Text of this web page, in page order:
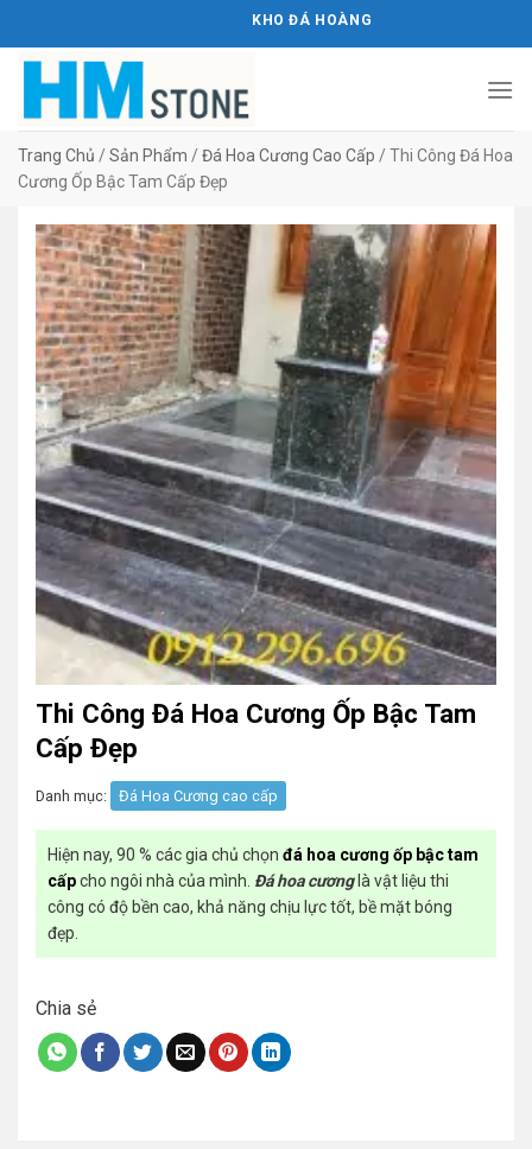
qua
KHO ĐÁ HOÀNG MINH STONE
Trang Chủ / Sản Phẩm / Đá Hoa Cương Cao Cấp / Thi Công Đá Hoa
Cương Ốp Bậc Tam Cấp Đẹp
Thi Công Đá Hoa Cương Ốp Bậc Tam
Cấp Đẹp
Danh mục: Đá Hoa Cương cao cấp
Hiện nay, 90 % các gia chủ chọn đá hoa cương ốp bậc tam
cấpcho ngôi nhà của mình. Đá hoa cươnglà vật liệu thi
công có độ bền cao, khả năng chịu lực tốt, bề mặt bóng
đẹp.
Chia sẻ